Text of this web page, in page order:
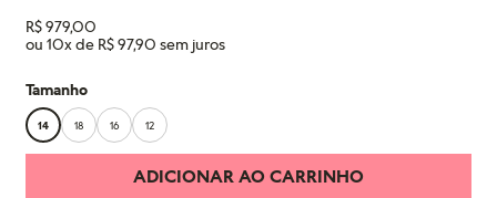
R$979,00
ou 10x de R$97,90
Tamanho
14 18 16 12
ADICIONAR AO CARRINHO